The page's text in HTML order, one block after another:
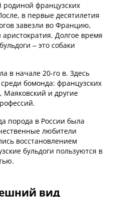
родиной французских
в первые десятилетия
завезли во Францию,
Долгое время
– это собаки
в начале 20-го в. Здесь
бомонда: французских
и другие
порода в России была
любители
восстановлением
бульдоги пользуются в
вид